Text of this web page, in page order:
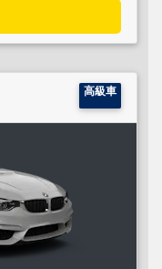
高級車